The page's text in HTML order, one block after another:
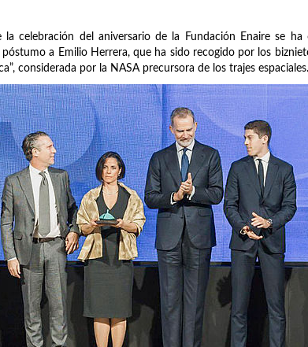
la celebración del aniversario de la Fundación Enaire se
a Emilio Herrera, que ha sido recogido por los
considerada por la NASA precursora de los trajes espaciales.